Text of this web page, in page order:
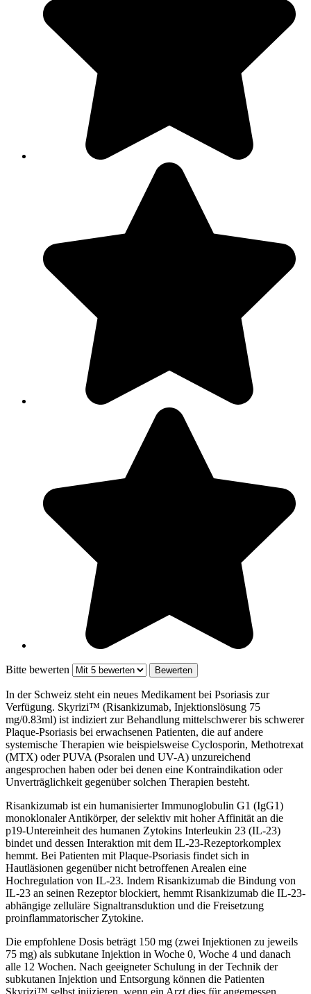
Bitte bewerten
In der Schweiz steht ein neues Medikament bei Psoriasis zur
Verfügung. Skyrizi™ (Risankizumab, Injektionslösung 75
mg/0.83ml) ist indiziert zur Behandlung mittelschwerer bis schwerer
Plaque-Psoriasis bei erwachsenen Patienten, die auf andere
systemische Therapien wie beispielsweise Cyclosporin, Methotrexat
(MTX) oder PUVA (Psoralen und UV-A) unzureichend
angesprochen haben oder bei denen eine Kontraindikation oder
Unverträglichkeit gegenüber solchen Therapien besteht.
Risankizumab ist ein humanisierter Immunoglobulin G1 (IgG1)
monoklonaler Antikörper, der selektiv mit hoher Affinität an die
p19-Untereinheit des humanen Zytokins Interleukin 23 (IL-23)
bindet und dessen Interaktion mit dem IL-23-Rezeptorkomplex
hemmt. Bei Patienten mit Plaque-Psoriasis findet sich in
Hautläsionen gegenüber nicht betroffenen Arealen eine
Hochregulation von IL-23. Indem Risankizumab die Bindung von
IL-23 an seinen Rezeptor blockiert, hemmt Risankizumab die IL-23-
abhängige zelluläre Signaltransduktion und die Freisetzung
proinflammatorischer Zytokine.
Die empfohlene Dosis beträgt 150 mg (zwei Injektionen zu jeweils
75 mg) als subkutane Injektion in Woche 0, Woche 4 und danach
alle 12 Wochen. Nach geeigneter Schulung in der Technik der
subkutanen Injektion und Entsorgung können die Patienten
Skyrizi™ selbst injizieren, wenn ein Arzt dies für angemessen